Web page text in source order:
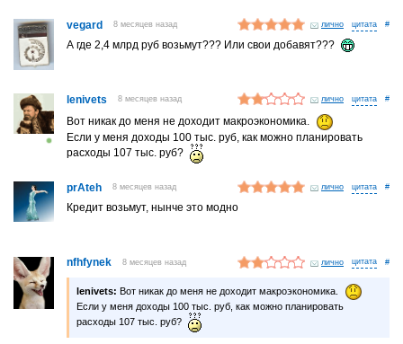
vegard 8 месяцев назад лично #
А где 2,4 млрд руб возьмут??? Или свои добавят???
lenivets 8 месяцев назад лично #
Вот никак до меня не доходит макроэкономика.
Если у меня доходы 100 тыс. руб, как можно планировать
расходы 107 тыс. руб?
prAteh 8 месяцев назад лично #
Кредит возьмут, нынче это модно
nfhfynek 8 месяцев назад лично #
lenivets: Вот никак до меня не доходит макроэкономика.
Если у меня доходы 100 тыс. руб, как можно планировать
расходы 107 тыс. руб?